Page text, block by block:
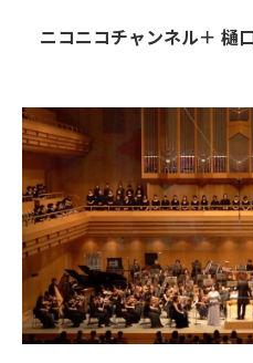
ニコニコチャンネル＋ 樋